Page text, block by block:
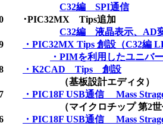
C32編 SPI通信
･PIC32MX Tips追加
C32編 液晶表示、AD
09
・PIC32MX Tips 創設（C32編
・PIMを利用したユニバ
08
・K2CAD Tips 創設
板設計エディタ）
07
・PIC18F USB通信 Mass
クロチップ 第2世代SDカ
06
・PIC18F USB通信 Mass